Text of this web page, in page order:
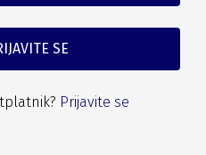
SE
Prijavite se